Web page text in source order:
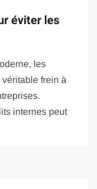
éviter les
les
frein à
internes peut